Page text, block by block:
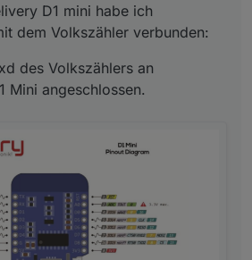
ich nichts angezeigt.
D1 mini habe ich
dem Volkszähler verbunden:
des Volkszählers an
Mini angeschlossen.